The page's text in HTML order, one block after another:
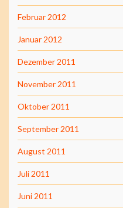
Februar 2012
Januar 2012
Dezember 2011
November 2011
Oktober 2011
September 2011
August 2011
Juli 2011
Juni 2011